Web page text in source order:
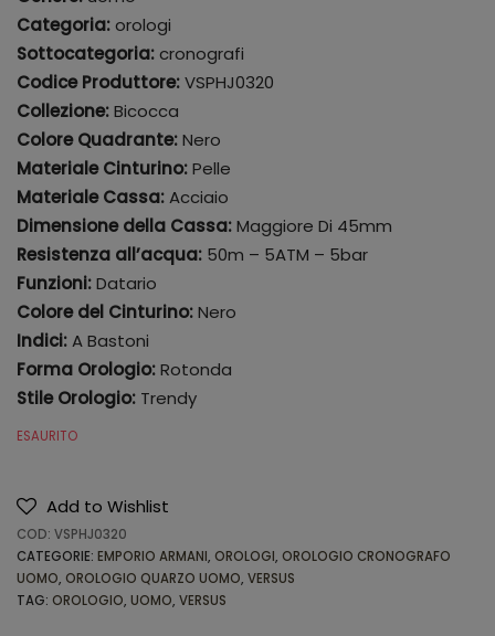
Categoria:orologi
Sottocategoria:cronografi
Codice Produttore:VSPHJ0320
Collezione:Bicocca
Colore Quadrante:Nero
Materiale Cinturino:Pelle
Materiale Cassa:Acciaio
Dimensione della Cassa:Maggiore Di 45mm
Resistenza all’acqua: 50m – 5ATM – 5bar
Funzioni:Datario
Colore del Cinturino:Nero
Indici:A Bastoni
Forma Orologio:Rotonda
Stile Orologio: Trendy
ESAURITO
Add to Wishlist
COD: VSPHJ0320
CATEGORIE: EMPORIO ARMANI, OROLOGI, OROLOGIO CRONOGRAFO
UOMO, OROLOGIO QUARZO UOMO, VERSUS
TAG: OROLOGIO, UOMO, VERSUS